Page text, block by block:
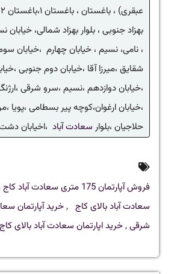
بهزاد جنوبی ، بلوار بهزاد شمالی،
، نامی، نسیم ، خیابان چهارم ،خیابان
شقایق ،میرزا آقا ،خیابان دوم جنوبی
،خیابان دوازدهم ،نسیم ،سرو شرقی
،خیابان ارغوان،کوچه پیر بسطامی ،پویا
حلاجیان ،بلوار سعادت آباد ،اخیابان
فروش آپارتمان 175 متری سعادت آباد کاج
سعادت آباد بالای کاج ,خرید آپارتمان
شرقی,خرید اپارتمان سعادت آباد بالای کاج